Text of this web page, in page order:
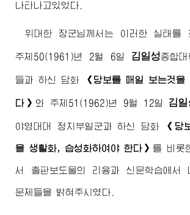
나타나고있었다.
위대한 장군님 께서는 이러한 실태를
주체50(1961)년 2월 6일 김일성종합대
들과 하신 담화 《당보를 매일 보는것
다》와 주체51(1962)년 9월 12일 김
야영대대 정치부일군과 하신 담화 《당
을 생활화, 습성화하여야 한다》 를 비롯
서 출판보도물의 리용과 신문학습에서
문제들을 밝혀주시였다.